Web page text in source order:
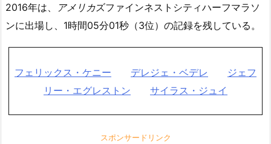
2016年は、 アメリカズファインネストシティハーフマラソ
ンに出場し、1時間05分01秒（3位）の記録を残している。
フェリックス・ケニー デレジェ・ベデレ
ジェフ
リー・エグレストン
サイラス・ジュイ
スポンサードリンク